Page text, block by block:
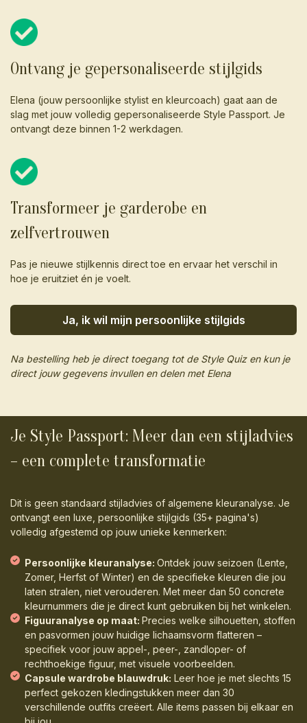
Ontvang je gepersonaliseerde stijlgids
Elena (jouw persoonlijke stylist en kleurcoach) gaat aan de
slag met jouw volledig gepersonaliseerde Style Passport. Je
ontvangt deze binnen 1-2 werkdagen.
Transformeer je garderobe en
zelfvertrouwen
Pas je nieuwe stijlkennis direct toe en ervaar het verschil in
hoe je eruitziet én je voelt.
Ja, ik wil mijn persoonlijke stijlgids
Na bestelling heb je direct toegang tot de Style Quiz en kun je
direct jouw gegevens invullen en delen met Elena
Je Style Passport: Meer dan een stijladvies
– een complete transformatie
Dit is geen standaard stijladvies of algemene kleuranalyse. Je
ontvangt een luxe, persoonlijke stijlgids (35+ pagina's)
volledig afgestemd op jouw unieke kenmerken:
Persoonlijke kleuranalyse: Ontdek jouw seizoen (Lente,
Zomer, Herfst of Winter) en de specifieke kleuren die jou
laten stralen, niet verouderen. Met meer dan 50 concrete
kleurnummers die je direct kunt gebruiken bij het winkelen.
Figuuranalyse op maat: Precies welke silhouetten, stoffen
en pasvormen jouw huidige lichaamsvorm flatteren –
specifiek voor jouw appel-, peer-, zandloper- of
rechthoekige figuur, met visuele voorbeelden.
Capsule wardrobe blauwdruk: Leer hoe je met slechts 15
perfect gekozen kledingstukken meer dan 30
verschillende outfits creëert. Alle items passen bij elkaar en